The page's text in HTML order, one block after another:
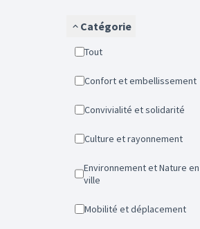
Catégorie
Tout
Confort et embellissement
Convivialité et solidarité
Culture et rayonnement
Environnement et Nature en
ville
Mobilité et déplacement